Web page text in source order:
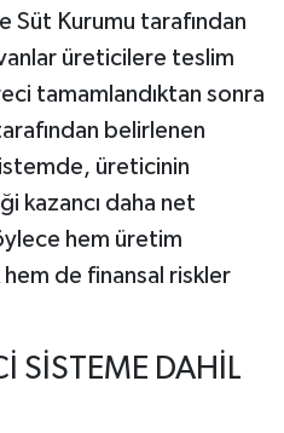
Süt Kurumu tarafından
üreticilere teslim
tamamlandıktan sonra
belirlenen
üreticinin
kazancı daha net
hem üretim
hem de finansal riskler
SİSTEME DAHİL